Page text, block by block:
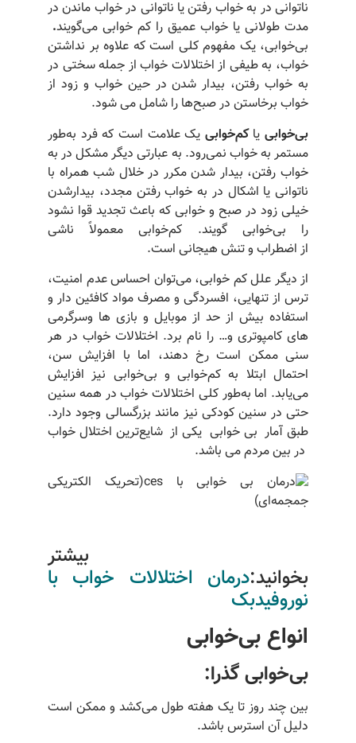
ناتوانی در به خواب رفتن یا ناتوانی در خواب ماندن در
مدت طولانی یا خواب عمیق را کم خوابی می‌گویند.
بی‌خوابی، یک مفهوم کلی است که علاوه بر نداشتن
خواب، به طیفی از اختلالات خواب از جمله سختی در
به خواب رفتن، بیدار شدن در حین خواب و زود از
خواب برخاستن در صبح‌ها را شامل می شود.
بی‌خوابییاکم‌خوابییک علامت است که فرد به‌طور
مستمر به خواب نمی‌رود. به عبارتی دیگر مشکل در به
خواب رفتن، بیدار شدن مکرر در خلال شب همراه با
ناتوانی یا اشکال در به خواب رفتن مجدد، بیدارشدن
خیلی زود در صبح و خوابی که باعث تجدید قوا نشود
را بی‌خوابی گویند. کم‌خوابی معمولاً ناشی
از اضطراب و تنش هیجانی است.
از دیگر علل کم خوابی، می‌توان احساس عدم امنیت،
ترس از تنهایی، افسردگی و مصرف مواد کافئین دار و
استفاده بیش از حد از موبایل و بازی ها وسرگرمی
های کامپوتری و… را نام برد. اختلالات خواب در هر
سنی ممکن است رخ دهند، اما با افزایش سن،
احتمال ابتلا به کم‌خوابی و بی‌خوابی نیز افزایش
می‌یابد. اما به‌طور کلی اختلالات خواب در همه سنین
حتی در سنین کودکی نیز مانند بزرگسالی وجود دارد.
طبق آمار بی خوابی یکی از شایع‌ترین اختلال خواب
در بین مردم می باشد.
بیشتر
بخوانید:درمان اختلالات خواب با
نوروفیدبک
انواع بی‌خوابی
بی‌خوابی گذرا:
بین چند روز تا یک هفته طول می‌کشد و ممکن است
دلیل آن استرس باشد.